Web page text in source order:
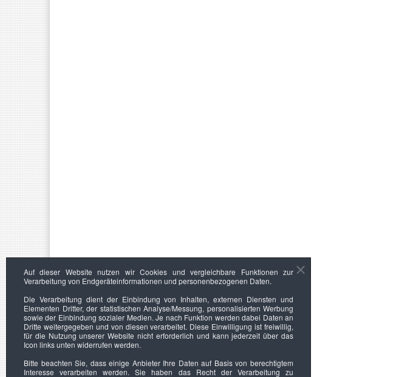
Auf dieser Website nutzen wir Cookies und vergleichbare Funktionen zur
Verarbeitung von Endgeräteinformationen und personenbezogenen Daten.
Die Verarbeitung dient der Einbindung von Inhalten, externen Diensten und
Elementen Dritter, der statistischen Analyse/Messung, personalisierten Werbung
sowie der Einbindung sozialer Medien. Je nach Funktion werden dabei Daten an
Dritte weitergegeben und von diesen verarbeitet. Diese Einwilligung ist freiwillig,
für die Nutzung unserer Website nicht erforderlich und kann jederzeit über das
Icon links unten widerrufen werden.
Bitte beachten Sie, dass einige Anbieter Ihre Daten auf Basis von berechtigtem
Interesse verarbeiten werden. Sie haben das Recht der Verarbeitung zu